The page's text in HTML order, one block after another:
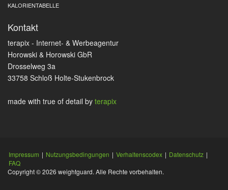
KALORIENTABELLE
Kontakt
terapix - Internet- & Werbeagentur
Horowski & Horowski GbR
Drosselweg 3a
33758 Schloß Holte-Stukenbrock
made with true of detail by terapix
Impressum | Nutzungsbedingungen | Verhaltenscodex | Datenschutz |
FAQ
Copyright © 2026 weightguard. Alle Rechte vorbehalten.